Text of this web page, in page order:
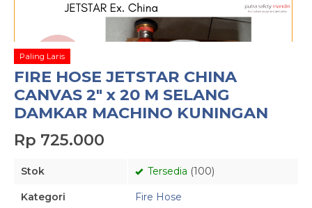
Paling Laris
FIRE HOSE JETSTAR CHINA
CANVAS 2″ x 20 M SELANG
DAMKAR MACHINO KUNINGAN
Rp 725.000
Stok Tersedia (100)
Kategori Fire Hose